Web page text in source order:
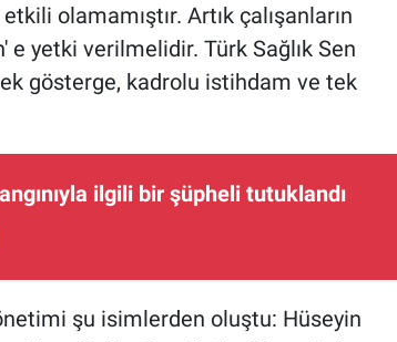
olamamıştır. Artık çalışanların
e yetki verilmelidir. Türk Sağlık Sen
ek gösterge, kadrolu istihdam ve tek
ilgili bir şüpheli tutuklandı
şu isimlerden oluştu: Hüseyin